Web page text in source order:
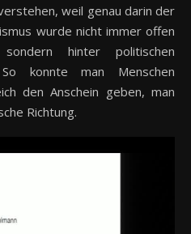
weil genau darin der
wurde nicht immer offen
hinter politischen
konnte man Menschen
den Anschein geben, man
Richtung.